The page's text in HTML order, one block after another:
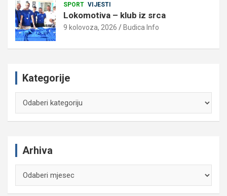
SPORT VIJESTI
Lokomotiva – klub iz srca
9 kolovoza, 2026 Budica Info
Kategorije
Arhiva